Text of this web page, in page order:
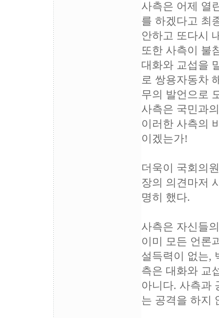
사측은 어제 열
를 하겠다고 최
안하고 또다시
또한 사측이 불
대화와 교섭을
로 쌍용자동차
무의 발언으로
사측은 국민과
이러한 사측의
이겠는가!
더욱이 국회의
장의 의견마저
명히 했다.
사측은 자신들
이미 모든 언론
설득력이 없는,
측은 대화와 교
아니다. 사측과
는 공격을 하지